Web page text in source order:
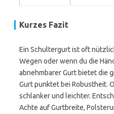
Kurzes Fazit
Ein Schultergurt ist oft
Wegen oder wenn du die
abnehmbarer Gurt bietet die
Gurt punktet bei Robustheit.
schlanker und leichter.
Achte auf Gurtbreite,